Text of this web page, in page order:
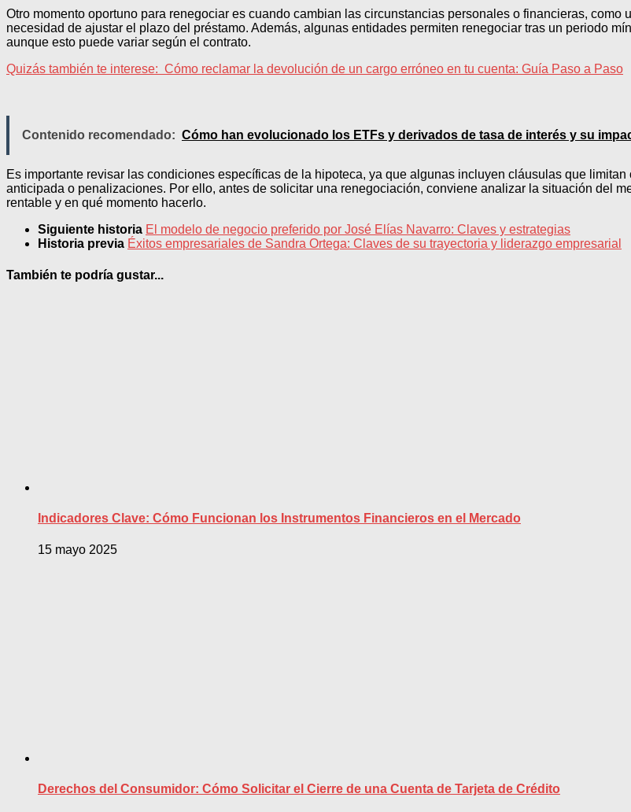
Otro momento oportuno para renegociar es cuando cambian las circunstancias personales o financieras,
necesidad de ajustar el plazo del préstamo. Además, algunas entidades permiten renegociar tras un periodo
aunque esto puede variar según el contrato.
Quizás también te interese: Cómo reclamar la devolución de un cargo erróneo en tu cuenta: Guía Paso a Paso
Contenido recomendado: Cómo han evolucionado los ETFs y derivados de tasa de interés y su
Es importante revisar las condiciones específicas de la hipoteca, ya que algunas incluyen cláusulas que
anticipada o penalizaciones. Por ello, antes de solicitar una renegociación, conviene analizar la situación del
rentable y en qué momento hacerlo.
Siguiente historia El modelo de negocio preferido por José Elías Navarro: Claves y estrategias
Historia previa Éxitos empresariales de Sandra Ortega: Claves de su trayectoria y liderazgo empresarial
También te podría gustar...
Indicadores Clave: Cómo Funcionan los Instrumentos Financieros en el Mercado
15 mayo 2025
Derechos del Consumidor: Cómo Solicitar el Cierre de una Cuenta de Tarjeta de Crédito